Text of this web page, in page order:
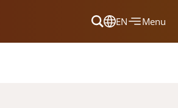
EN
Dansk
Menu